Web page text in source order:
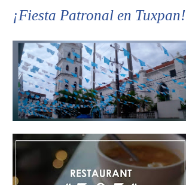
¡Fiesta Patronal en Tuxpan!